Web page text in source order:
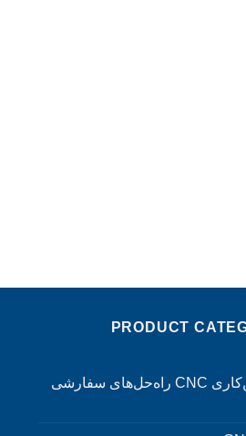
PRODUCT
ماشین‌کاری CNC راه‌حل‌های سفارشی